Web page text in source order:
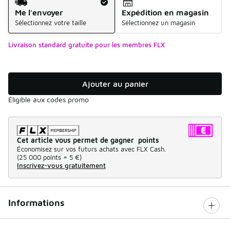
Me l'envoyer
Sélectionnez votre taille
Expédition en magasin
Sélectionnez un magasin
Livraison standard gratuite pour les membres FLX
Ajouter au panier
Éligible aux codes promo
Cet article vous permet de gagner points
Économisez sur vos futurs achats avec FLX Cash.
(25 000 points = 5 €)
Inscrivez-vous gratuitement
Informations